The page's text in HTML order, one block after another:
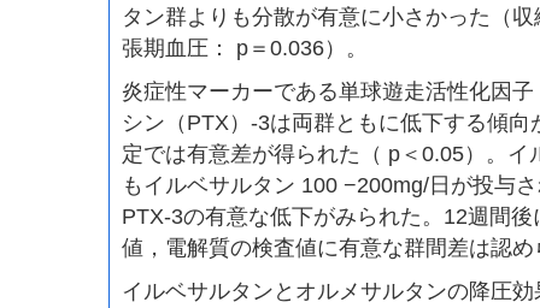
タン群よりも分散が有意に小さかった（
張期血圧： p＝0.036）。
炎症性マーカーである単球遊走活性化因
シン（PTX）-3は両群ともに低下する傾
定では有意差が得られた（ p＜0.05）。イ
もイルベサルタン 100 −200mg/日が投与
PTX-3の有意な低下がみられた。12週間
値，電解質の検査値に有意な群間差は認
イルベサルタンとオルメサルタンの降圧